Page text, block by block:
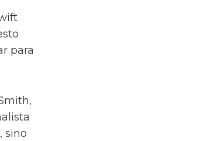
para
sino